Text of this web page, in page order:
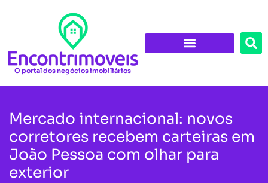
O portal dos negócios imobiliários
Mercado internacional: novos
corretores recebem carteiras em
João Pessoa com olhar para
exterior